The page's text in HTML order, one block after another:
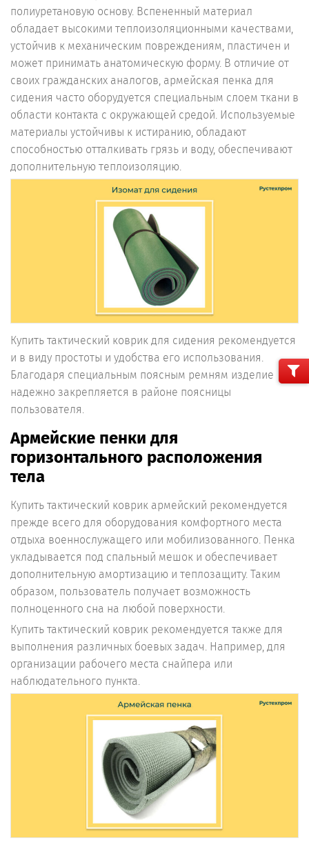
полиуретановую основу. Вспененный материал
обладает высокими теплоизоляционными качествами,
устойчив к механическим повреждениям, пластичен и
может принимать анатомическую форму. В отличие от
своих гражданских аналогов, армейская пенка для
сидения часто оборудуется специальным слоем ткани в
области контакта с окружающей средой. Используемые
материалы устойчивы к истиранию, обладают
способностью отталкивать грязь и воду, обеспечивают
дополнительную теплоизоляцию.
Купить тактический коврик для сидения рекомендуется
и в виду простоты и удобства его использования.
Благодаря специальным поясным ремням изделие
надежно закрепляется в районе поясницы
пользователя.
Армейские пенки для
горизонтального расположения
тела
Купить тактический коврик армейский рекомендуется
прежде всего для оборудования комфортного места
отдыха военнослужащего или мобилизованного. Пенка
укладывается под спальный мешок и обеспечивает
дополнительную амортизацию и теплозащиту. Таким
образом, пользователь получает возможность
полноценного сна на любой поверхности.
Купить тактический коврик рекомендуется также для
выполнения различных боевых задач. Например, для
организации рабочего места снайпера или
наблюдательного пункта.